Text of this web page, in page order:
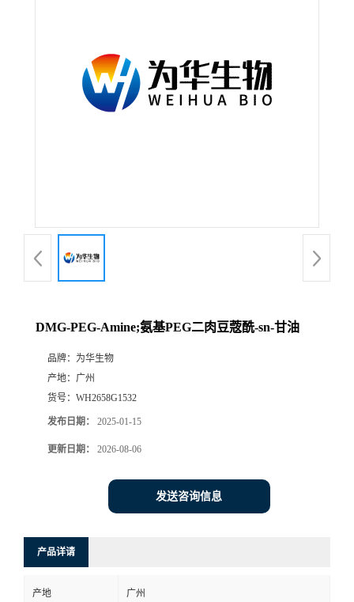
DMG-PEG-Amine;氨基PEG二肉豆蔲酰-sn-甘油
品牌： 为华生物
产地： 广州
货号： WH2658G1532
发布日期： 2025-01-15
更新日期： 2026-08-06
发送咨询信息
产品详请
产地 广州